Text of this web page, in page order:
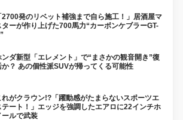
2700発のリベット補強まで自ら施工！」居酒屋マ
ターが作り上げた700馬力“カーボンケブラーGT-
ンダ新型「エレメント」で“まさかの観音開き”復
か？ あの個性派SUVが帰ってくる可能性
れがクラウン!?「躍動感がたまらないスポーツエ
テート！」エッジを強調したエアロに22インチホ
ールで武装